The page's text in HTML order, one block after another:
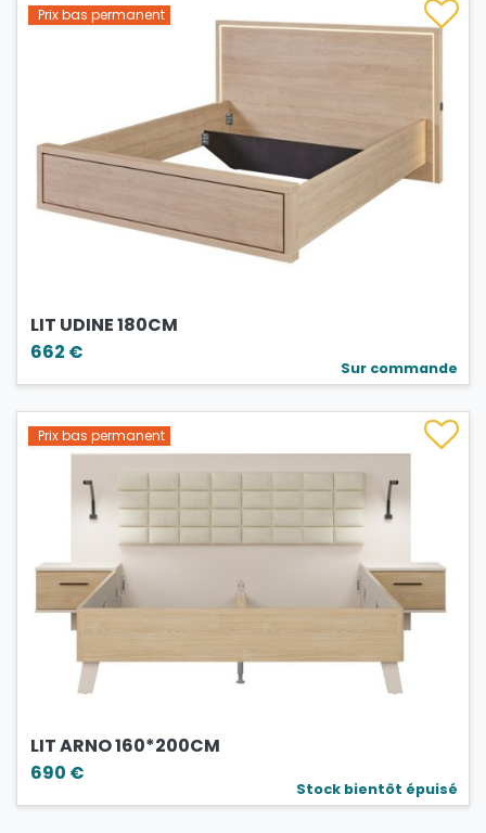
Prix bas permanent
LIT UDINE 180CM
662 €
Sur commande
Prix bas permanent
LIT ARNO 160*200CM
690 €
Stock bientôt épuisé